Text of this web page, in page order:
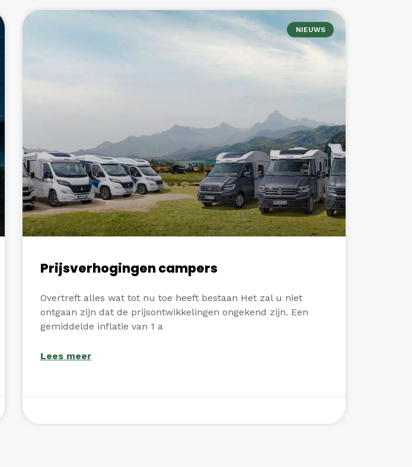
NIEUWS
Prijsverhogingen campers
Overtreft alles wat tot nu toe heeft bestaan Het zal u niet
ontgaan zijn dat de prijsontwikkelingen ongekend zijn. Een
gemiddelde inflatie van 1 a
Lees meer